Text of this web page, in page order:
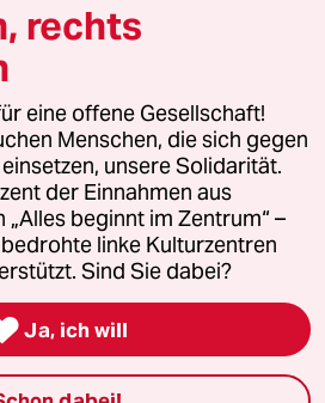
Vertriebs GmbH
Fragen oder für Genehmigungen
Kommune-Richtlinien
Impressum AGB
widerrufen (Ads)
rechts
eine offene Gesellschaft!
Menschen, die sich gegen
unsere Solidarität.
der Einnahmen aus
beginnt im Zentrum“ –
linke Kulturzentren
Sind Sie dabei?
Ja, ich will